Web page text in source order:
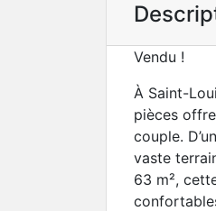
Vendu !
À Saint-
pièces
couple.
vaste
63 m²,